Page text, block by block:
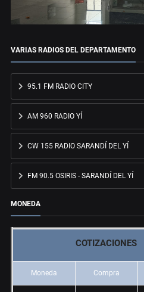
VARIAS RADIOS DEL DEPARTAMENTO
95.1 FM RADIO CITY
AM 960 RADIO YÍ
CW 155 RADIO SARANDÍ DEL YÍ
FM 90.5 OSIRIS - SARANDÍ DEL YÍ
MONEDA
COTIZACIONES
Moneda Compra